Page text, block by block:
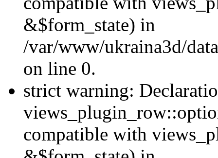
&$form_state) in
/var/www/ukraina3d/
on line 0.
strict warning:
compatible with